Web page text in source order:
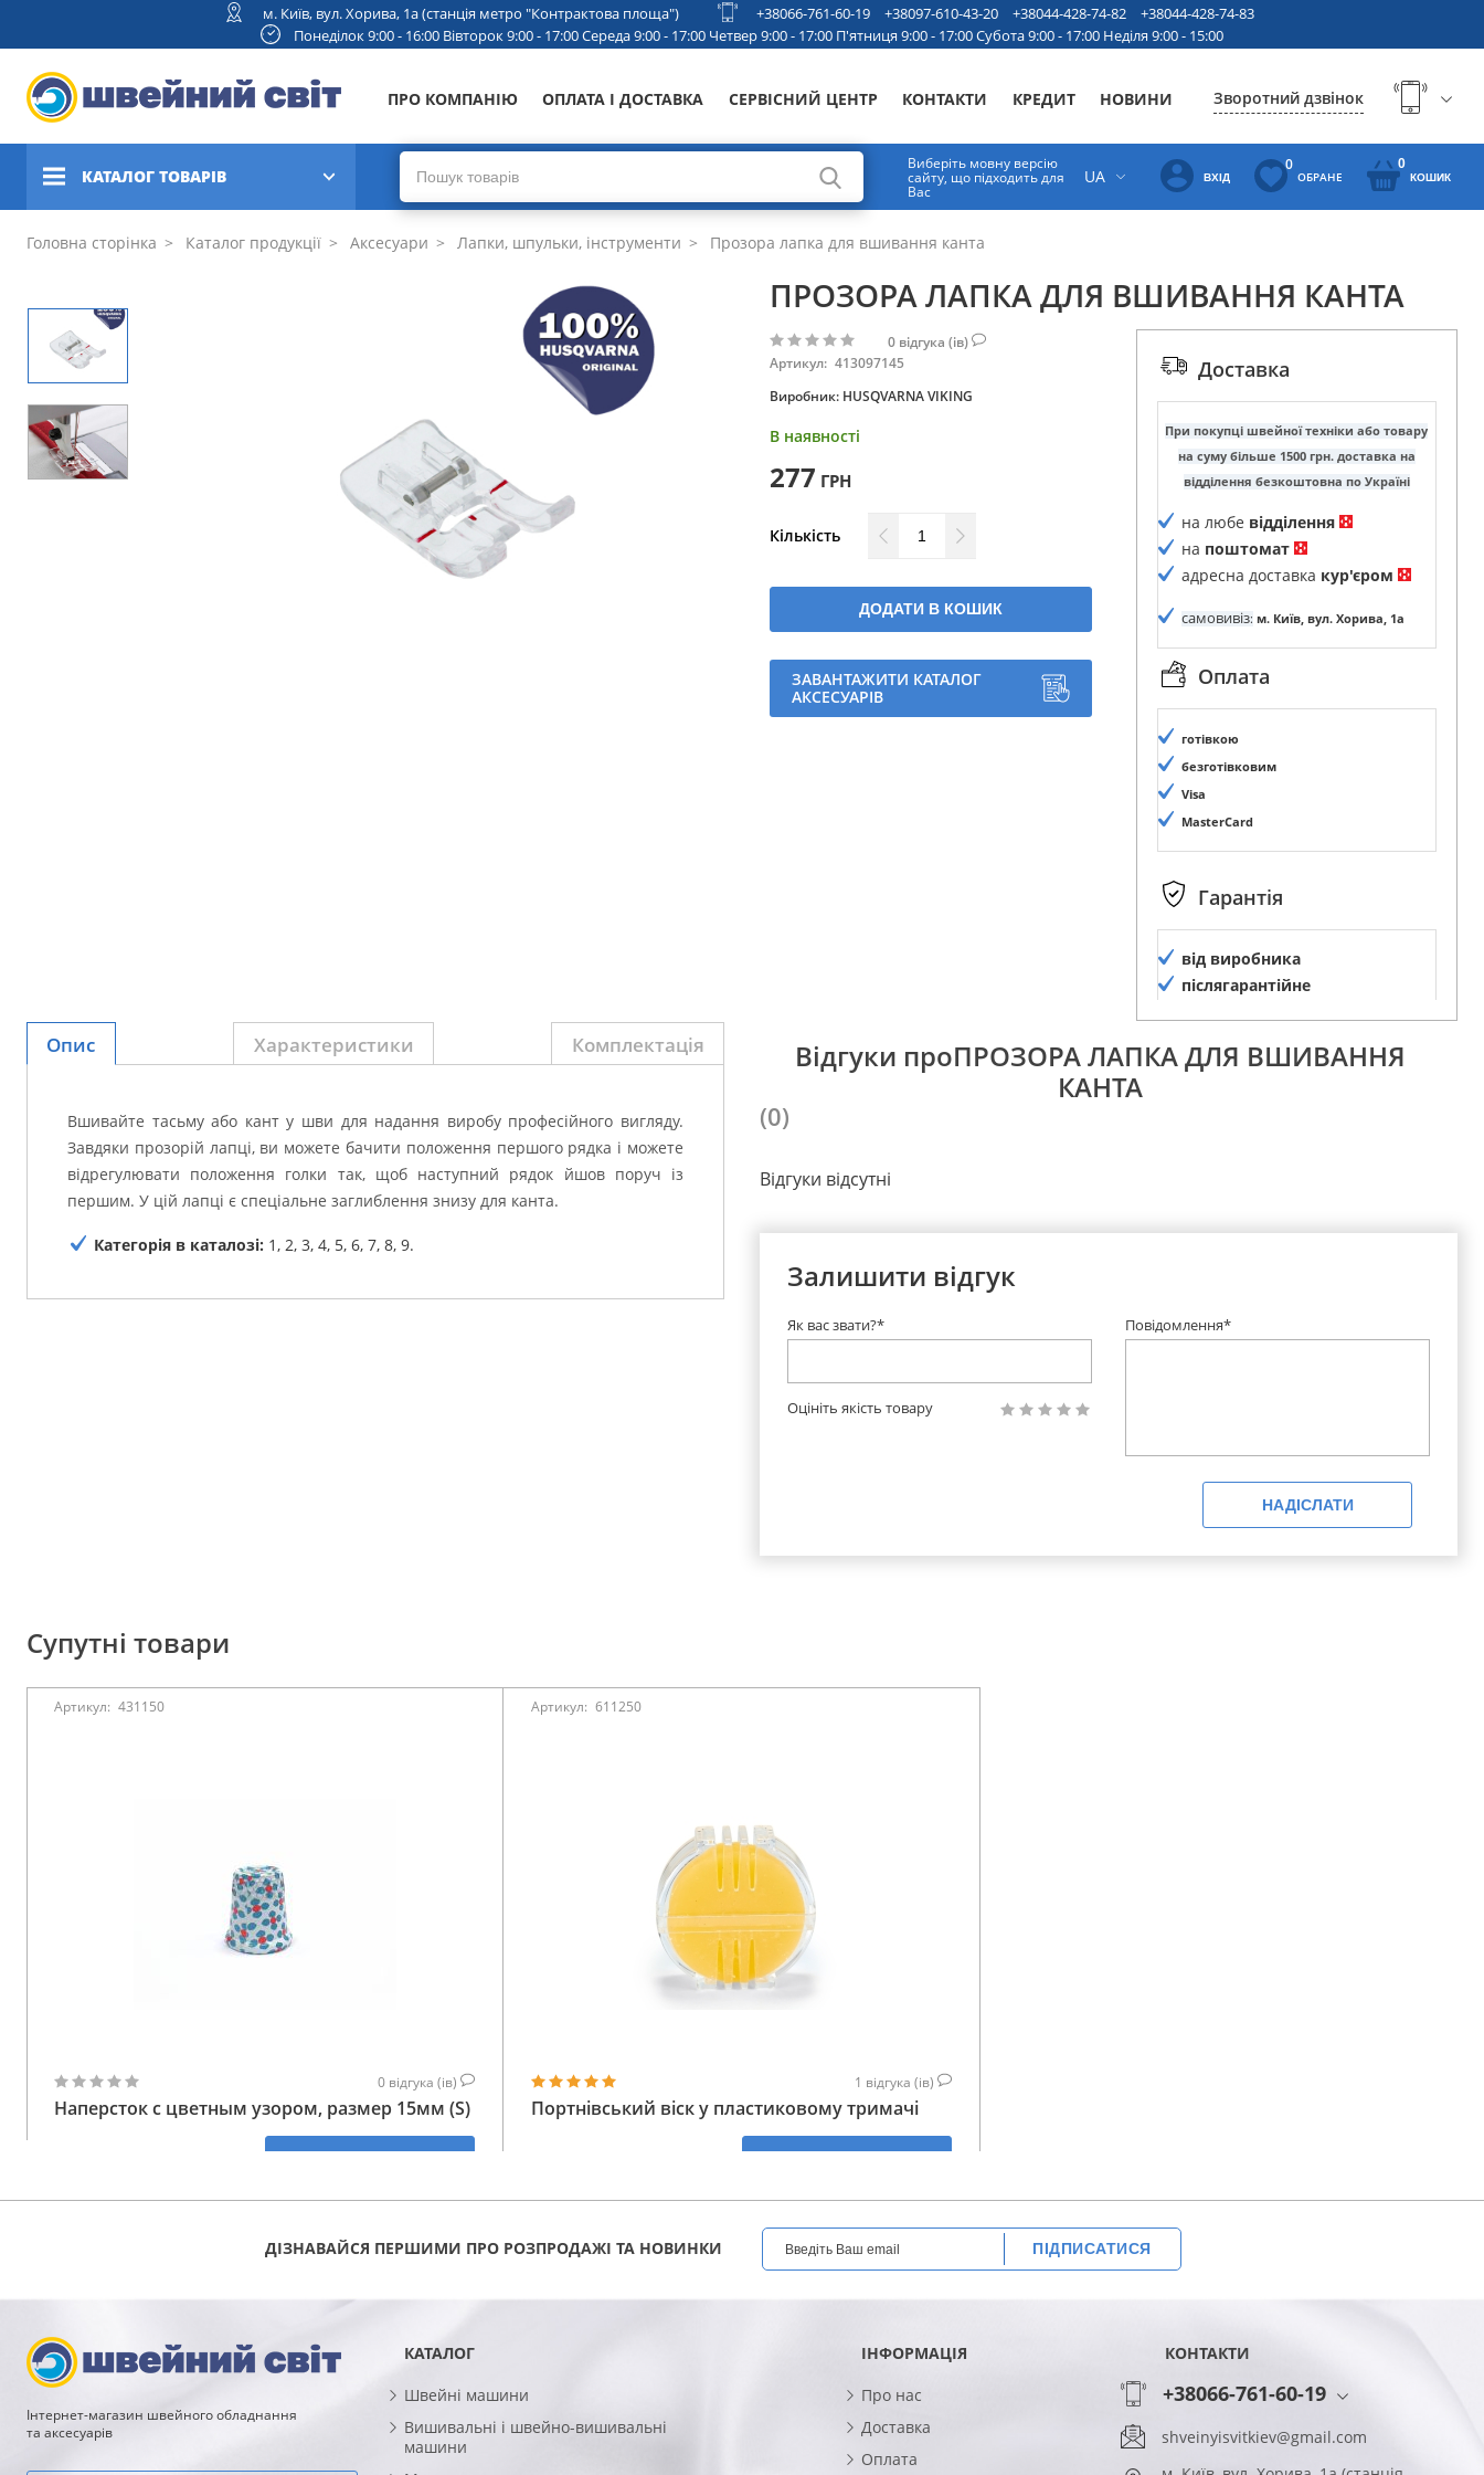
м. Київ, вул. Хорива, 1а (станція метро "Контрактова площа") +38066-761-60-19 +38097-610-43-20 +38044-428-74-82
+38044-428-74-83
Понеділок 9:00 - 16:00 Вівторок 9:00 - 17:00 Середа 9:00 - 17:00 Четвер 9:00 - 17:00 П'ятниця 9:00 - 17:00 Субота 9:00 - 17:00 Неділя 9:00 - 15:00
ПРО КОМПАНІЮ ОПЛАТА І ДОСТАВКА СЕРВІСНИЙ ЦЕНТР КОНТАКТИ КРЕДИТ НОВИНИ Зворотний дзвінок
КАТАЛОГ ТОВАРІВ
Швейні машини
вишивальні машини
плоскошовні машини
В'язальні машини
Виберіть мовну версію
сайту, що підходить для
Вас
UA ВХІД
0
ОБРАНЕ
0
КОШИК
Головна сторінка Каталог продукції Аксесуари Лапки, шпульки, інструменти Прозора лапка для вшивання канта
ПРОЗОРА ЛАПКА ДЛЯ ВШИВАННЯ КАНТА
0 відгука (ів)
Артикул: 413097145
Виробник: HUSQVARNA VIKING
В наявності
277 ГРН
Кількість
ДОДАТИ В КОШИК
ЗАВАНТАЖИТИ КАТАЛОГ
АКСЕСУАРІВ
Доставка
При покупці швейної техніки або товару
на суму більше 1500 грн. доставка на
відділення безкоштовна по Україні
на любе відділення
на поштомат
адресна доставка кур'єром
самовивіз: м. Київ, вул. Хорива, 1а
Оплата
готівкою
безготівковим
Visa
MasterCard
Гарантія
від виробника
післягарантійне
Опис Характеристики Комплектація
Вшивайте тасьму або кант у шви для надання виробу професійного вигляду.
Завдяки прозорій лапці, ви можете бачити положення першого рядка і можете
відрегулювати положення голки так, щоб наступний рядок йшов поруч із
першим. У цій лапці є спеціальне заглиблення знизу для канта.
Категорія в каталозі: 1, 2, 3, 4, 5, 6, 7, 8, 9.
Відгуки проПРОЗОРА ЛАПКА ДЛЯ ВШИВАННЯ
КАНТА
(0)
Відгуки відсутні
Залишити відгук
Повідомлення*
Як вас звати?*
Оцініть якість товару
НАДІСЛАТИ
Супутні товари
Артикул: 431150
0 відгука (ів)
Наперсток с цветным узором, размер 15мм (S)
Артикул: 611250
1 відгука (ів)
Портнівський віск у пластиковому тримачі
ДІЗНАВАЙСЯ ПЕРШИМИ ПРО РОЗПРОДАЖІ ТА НОВИНКИ ПІДПИСАТИСЯ
Інтернет-магазин швейного обладнання
та аксесуарів
КАТАЛОГ
Швейні машини
Вишивальні і швейно-вишивальні
машини
ІНФОРМАЦІЯ
Про нас
Доставка
Оплата
КОНТАКТИ
+38066-761-60-19
shveinyisvitkiev@gmail.com